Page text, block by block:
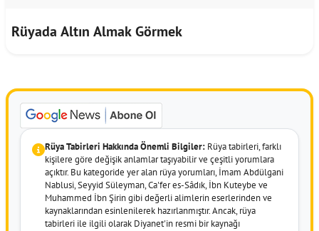
Rüyada Altın Almak Görmek
Rüya Tabirleri Hakkında Önemli Bilgiler: Rüya tabirleri, farklı
kişilere göre değişik anlamlar taşıyabilir ve çeşitli yorumlara
açıktır. Bu kategoride yer alan rüya yorumları, İmam Abdülgani
Nablusi, Seyyid Süleyman, Ca'fer es-Sâdık, İbn Kuteybe ve
Muhammed İbn Şirin gibi değerli alimlerin eserlerinden ve
kaynaklarından esinlenilerek hazırlanmıştır. Ancak, rüya
tabirleri ile ilgili olarak Diyanet'in resmi bir kaynağı